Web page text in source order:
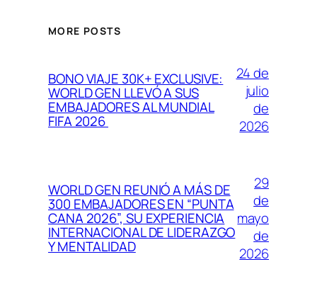
MORE POSTS
BONO VIAJE 30K+ EXCLUSIVE:
WORLD GEN LLEVÓ A SUS
EMBAJADORES AL MUNDIAL
FIFA 2026
24 de
julio
de
2026
WORLD GEN REUNIÓ A MÁS DE
300 EMBAJADORES EN “PUNTA
CANA 2026”, SU EXPERIENCIA
INTERNACIONAL DE LIDERAZGO
Y MENTALIDAD
29
de
mayo
de
2026